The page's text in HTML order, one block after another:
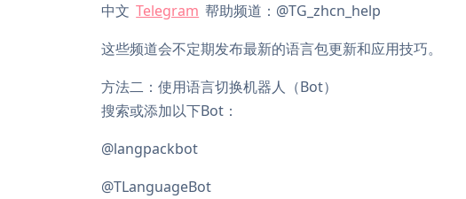
中文 Telegram 帮助频道：@TG_zhcn_help
这些频道会不定期发布最新的语言包更新和应用技巧。
方法二：使用语言切换机器人（Bot）
搜索或添加以下Bot：
@langpackbot
@TLanguageBot